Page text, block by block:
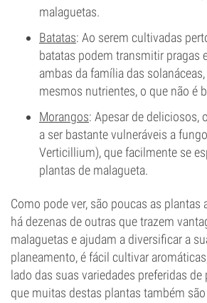
malaguetas.
Batatas: Ao serem cultivadas
batatas podem transmitir pragas
ambas da família das
mesmos nutrientes, o que não é
Morangos: Apesar de deliciosos,
a ser bastante vulneráveis a
Verticillium), que facilmente se
plantas de malagueta.
Como pode ver, são poucas as plantas
há dezenas de outras que trazem
malaguetas e ajudam a diversificar a
planeamento, é fácil cultivar
lado das suas variedades preferidas de
que muitas destas plantas também